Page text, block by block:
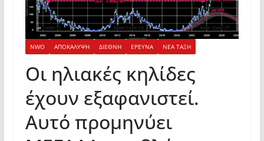
NWO ΑΠΟΚΑΛΥΨΗ ΔΙΕΘΝΗ ΕΡΕΥΝΑ ΝΕΑ ΤΑΞΗ
Οι ηλιακές κηλίδες
έχουν εξαφανιστεί.
Αυτό προμηνύει